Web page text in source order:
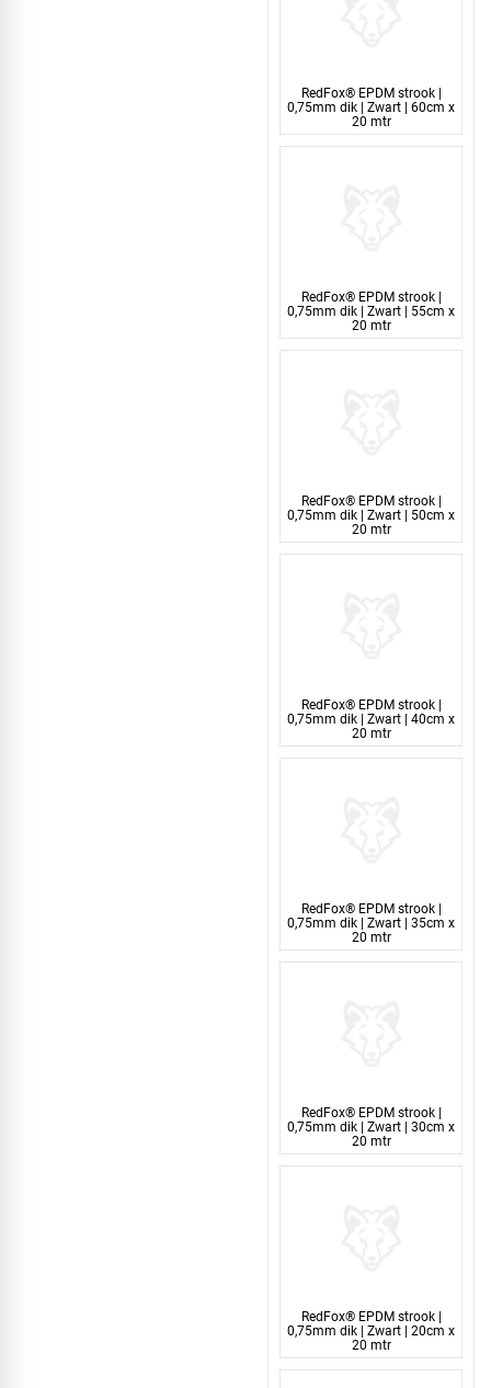
RedFox® EPDM strook |
0,75mm dik | Zwart | 60cm x
20 mtr
RedFox® EPDM strook |
0,75mm dik | Zwart | 55cm x
20 mtr
RedFox® EPDM strook |
0,75mm dik | Zwart | 50cm x
20 mtr
RedFox® EPDM strook |
0,75mm dik | Zwart | 40cm x
20 mtr
RedFox® EPDM strook |
0,75mm dik | Zwart | 35cm x
20 mtr
RedFox® EPDM strook |
0,75mm dik | Zwart | 30cm x
20 mtr
RedFox® EPDM strook |
0,75mm dik | Zwart | 20cm x
20 mtr